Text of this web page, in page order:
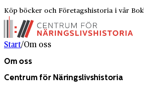
Köp böcker och Företagshistoria i vår
Start/Om oss
Om oss
Centrum för Näringslivshistoria